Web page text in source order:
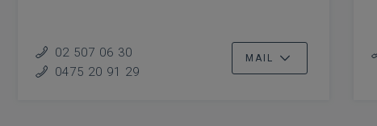
02 507 06 30
0475 20 91 29
MAIL